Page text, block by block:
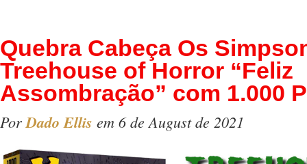
Quebra Cabeça Os
Treehouse of Horror “Feliz
Assombração” com 1.000
Por Dado Ellis em 6 de August de 2021